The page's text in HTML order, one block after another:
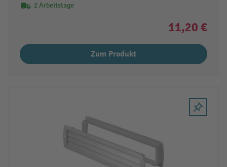
2 Arbeitstage
11,20 €
Zum Produkt